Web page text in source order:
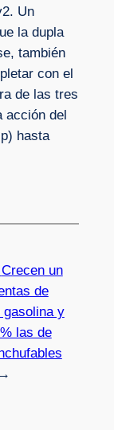
Un
la dupla
también
con el
de las tres
acción del
hasta
Crecen un
de
gasolina y
las de
→